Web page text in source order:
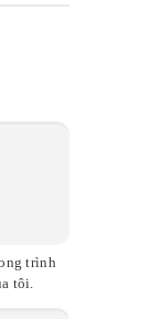
trình
tôi.